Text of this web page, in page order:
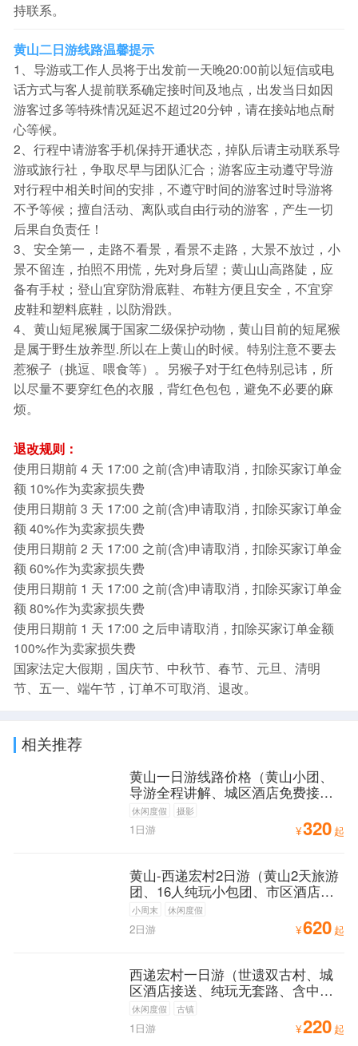
持联系。
黄山二日游线路温馨提示
1、导游或工作人员将于出发前一天晚20:00前以短信或电
话方式与客人提前联系确定接时间及地点，出发当日如因
游客过多等特殊情况延迟不超过20分钟，请在接站地点耐
心等候。
2、行程中请游客手机保持开通状态，掉队后请主动联系导
游或旅行社，争取尽早与团队汇合；游客应主动遵守导游
对行程中相关时间的安排，不遵守时间的游客过时导游将
不予等候；擅自活动、离队或自由行动的游客，产生一切
后果自负责任！
3、安全第一，走路不看景，看景不走路，大景不放过，小
景不留连，拍照不用慌，先对身后望；黄山山高路陡，应
备有手杖；登山宜穿防滑底鞋、布鞋方便且安全，不宜穿
皮鞋和塑料底鞋，以防滑跌。
4、黄山短尾猴属于国家二级保护动物，黄山目前的短尾猴
是属于野生放养型.所以在上黄山的时候。特别注意不要去
惹猴子（挑逗、喂食等）。另猴子对于红色特别忌讳，所
以尽量不要穿红色的衣服，背红色包包，避免不必要的麻
烦。
退改规则：
使用日期前 4 天 17:00 之前(含)申请取消，扣除买家订单金
额 10%作为卖家损失费
使用日期前 3 天 17:00 之前(含)申请取消，扣除买家订单金
额 40%作为卖家损失费
使用日期前 2 天 17:00 之前(含)申请取消，扣除买家订单金
额 60%作为卖家损失费
使用日期前 1 天 17:00 之前(含)申请取消，扣除买家订单金
额 80%作为卖家损失费
使用日期前 1 天 17:00 之后申请取消，扣除买家订单金额
100%作为卖家损失费
国家法定大假期，国庆节、中秋节、春节、元旦、清明
节、五一、端午节，订单不可取消、退改。
相关推荐
黄山一日游线路价格（黄山小团、
导游全程讲解、城区酒店免费接
送）
休闲度假 摄影
¥320 起
1日游
黄山-西递宏村2日游（黄山2天旅游
团、16人纯玩小包团、市区酒店可
免费接送）
小周末 休闲度假
¥620 起
2日游
西递宏村一日游（世遗双古村、城
区酒店接送、纯玩无套路、含中
餐）
休闲度假 古镇
¥220 起
1日游